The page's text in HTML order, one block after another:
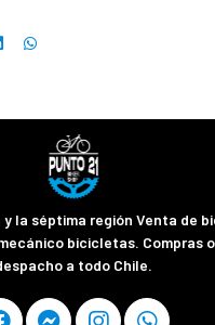
la séptima región Venta de
bicicletas. Compras
a todo Chile.